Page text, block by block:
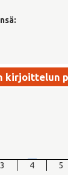
kirjoittelun
3 4 5